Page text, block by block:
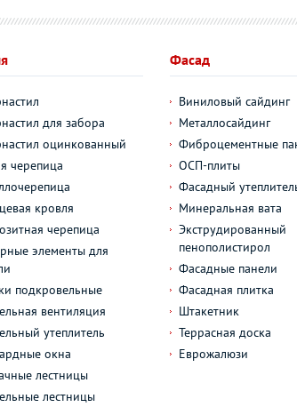
для забора
оцинкованный
черепица
кровля
черепица
элементы для
подкровельные
вентиляция
утеплитель
окна
лестницы
лестницы
Фасад
Виниловый сайдинг
Металлосайдинг
Фиброцементные
ОСП-плиты
Фасадный
Минеральная вата
Экструдированный
пенополистирол
Фасадные панели
Фасадная плитка
Штакетник
Террасная доска
Еврожалюзи